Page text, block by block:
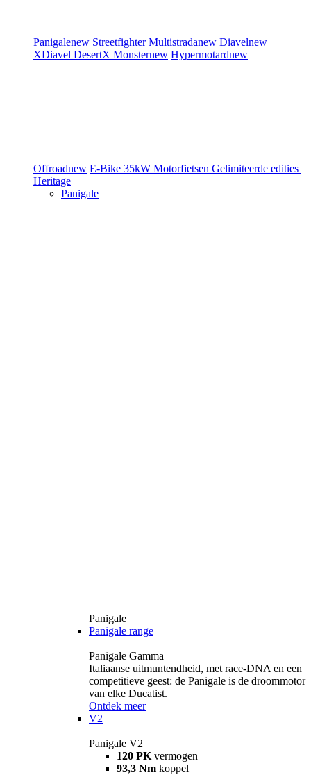
Panigalenew StreetfighterMultistradanew Diavelnew
XDiavel DesertX Monsternew Hypermotardnew
Offroadnew E-Bike 35kW Motorfietsen Gelimiteerde edities
Heritage
Panigale
Panigale
Panigale range
Panigale Gamma
Italiaanse uitmuntendheid, met race-DNA en een
competitieve geest: de Panigale is de droommotor
van elke Ducatist.
Ontdek meer
V2
Panigale V2
120 PK vermogen
93,3 Nm koppel